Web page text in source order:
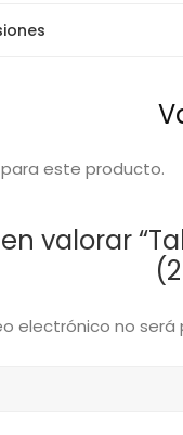
este producto.
valorar
electrónico no será